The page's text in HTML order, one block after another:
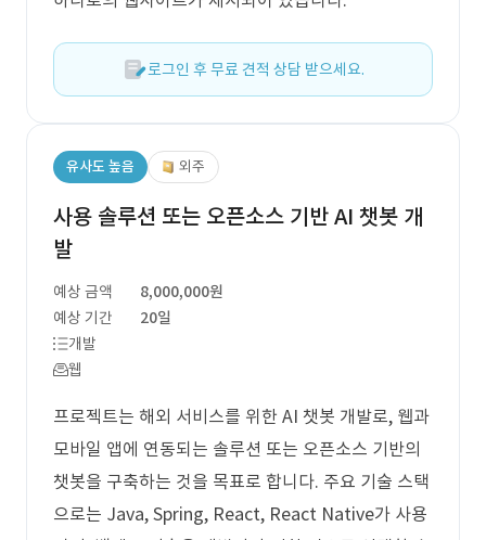
로그인 후 무료 견적 상담 받으세요.
유사도 높음 외주
사용 솔루션 또는 오픈소스 기반 AI 챗봇 개
발
예상 금액
8,000,000원
예상 기간
20일
개발
웹
프로젝트는 해외 서비스를 위한 AI 챗봇 개발로, 웹과
모바일 앱에 연동되는 솔루션 또는 오픈소스 기반의
챗봇을 구축하는 것을 목표로 합니다. 주요 기술 스택
으로는 Java, Spring, React, React Native가 사용